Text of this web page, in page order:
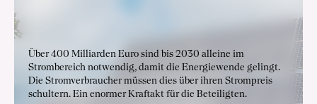
Über 400 Milliarden Euro sind bis 2030 alleine im
Strombereich notwendig, damit die Energiewende gelingt.
Die Stromverbraucher müssen dies über ihren Strompreis
schultern. Ein enormer Kraftakt für die Beteiligten.